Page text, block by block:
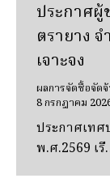
ประกาศผู้
ตรายาง
เจาะจง
ผลการจัดซื้อจัดจ้
8 กรกฎาคม
ประกาศเทศ
พ.ศ.2569 เ